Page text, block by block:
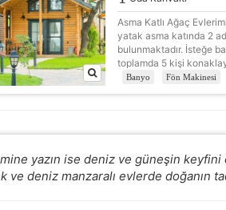
çerezler
İstatistik
Asma Katlı Ağaç
yatak asma katında 2
bulunmaktadır. İsteğe
toplamda 5 kişi
Banyo Fön Makinesi
yazın ise deniz ve güneşin
ve deniz manzaralı evlerde doğanın